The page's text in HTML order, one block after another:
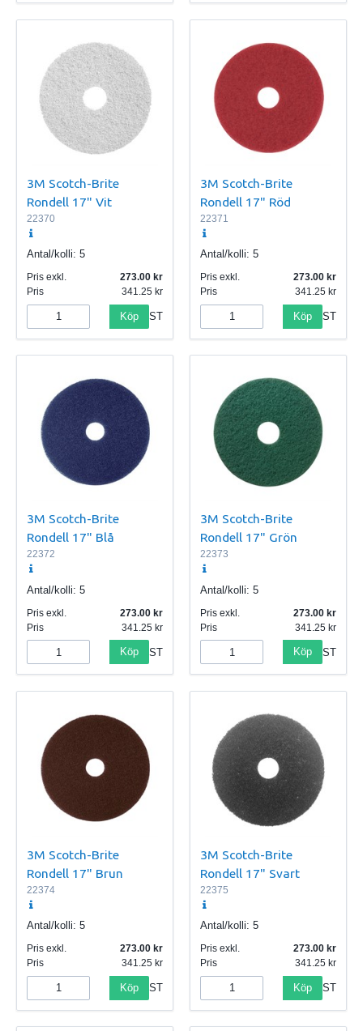
3M Scotch-Brite
Rondell 17" Vit
22370
Antal/kolli: 5
Pris exkl.
273.00
Pris
341.25
Köp ST
3M Scotch-Brite
Rondell 17" Röd
22371
Antal/kolli: 5
Pris exkl.
273.00
Pris
341.25
Köp ST
3M Scotch-Brite
Rondell 17" Blå
22372
Antal/kolli: 5
Pris exkl.
273.00
Pris
341.25
Köp ST
3M Scotch-Brite
Rondell 17" Grön
22373
Antal/kolli: 5
Pris exkl.
273.00
Pris
341.25
Köp ST
3M Scotch-Brite
Rondell 17" Brun
22374
Antal/kolli: 5
Pris exkl.
273.00
Pris
341.25
Köp ST
3M Scotch-Brite
Rondell 17" Svart
22375
Antal/kolli: 5
Pris exkl.
273.00
Pris
341.25
Köp ST